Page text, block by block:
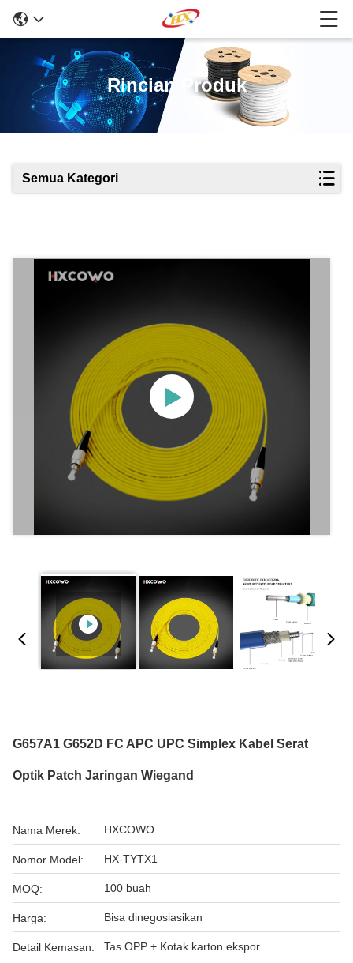
Rincian Produk
Semua Kategori
G657A1 G652D FC APC UPC Simplex Kabel Serat
Optik Patch Jaringan Wiegand
Nama Merek: HXCOWO
Nomor Model: HX-TYTX1
MOQ: 100 buah
Harga: Bisa dinegosiasikan
Detail Kemasan: Tas OPP + Kotak karton ekspor